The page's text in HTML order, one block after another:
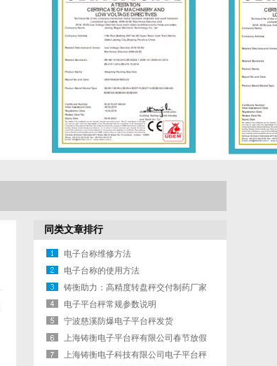
同类文章排行
电子台称维修方法
电子台称的使用方法
铸衡助力：高精度转盘秤交付制药厂家
电子平台秤常规参数说明
宁波慈溪防爆电子平台秤发货
上海铸衡电子平台秤有限公司春节放假
通知
上海铸衡电子科技有限公司电子平台秤